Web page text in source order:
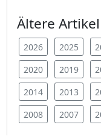
Ältere Artikel
2026 2025
2020
2019
2014
2013
2008
2007